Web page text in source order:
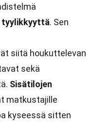
tyylikkyyttä. Sen
siitä houkuttelevan
sekä
Sisätilojen
matkustajille
kyseessä sitten